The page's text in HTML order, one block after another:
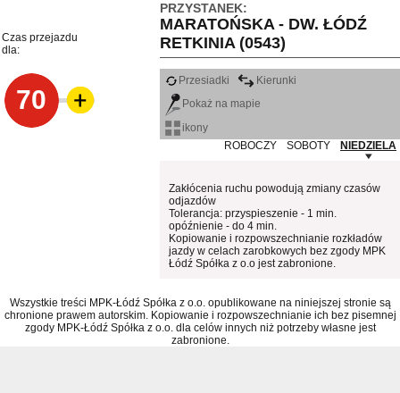
PRZYSTANEK:
MARATOŃSKA - DW. ŁÓDŹ
RETKINIA (0543)
Czas przejazdu
dla:
70
Przesiadki
Kierunki
Pokaż na mapie
ikony
ROBOCZY
SOBOTY NIEDZIELA
Zakłócenia ruchu powodują zmiany czasów
odjazdów
Tolerancja: przyspieszenie - 1 min.
opóźnienie - do 4 min.
Kopiowanie i rozpowszechnianie rozkładów
jazdy w celach zarobkowych bez zgody MPK
Łódź Spółka z o.o jest zabronione.
Wszystkie treści MPK-Łódź Spółka z o.o. opublikowane na niniejszej stronie są
chronione prawem autorskim. Kopiowanie i rozpowszechnianie ich bez pisemnej
zgody MPK-Łódź Spółka z o.o. dla celów innych niż potrzeby własne jest
zabronione.